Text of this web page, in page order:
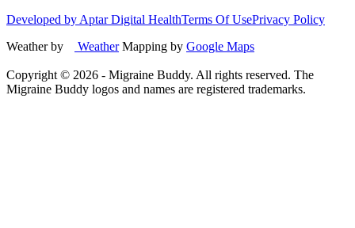
Developed by Aptar Digital HealthTerms Of UsePrivacy Policy
Weather by
WeatherMapping by Google Maps
Copyright © 2026 - Migraine Buddy. All rights reserved. The
Migraine Buddy logos and names are registered trademarks.